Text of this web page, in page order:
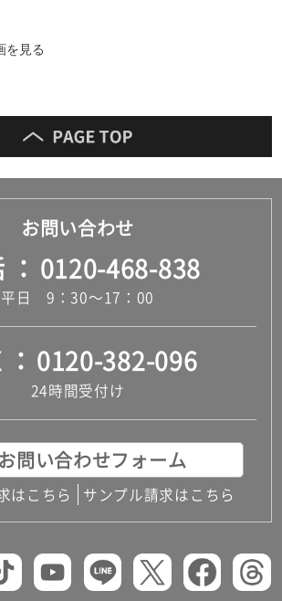
を見る
お問い合わせ
0120-468-838
平日 9：30～17：00
0120-382-096
24時間受付け
お問い合わせフォーム
はこちら サンプル請求はこちら